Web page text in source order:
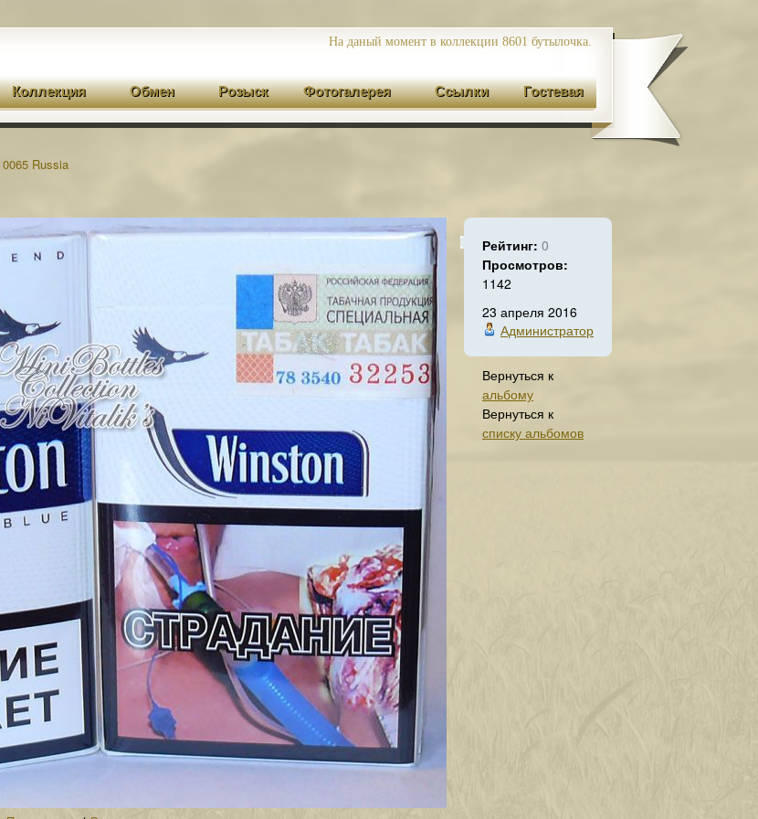
На даный момент в коллекции 8601 бутылочка.
Коллекция Обмен Розыск Фотогалерея Ссылки Гостевая
0065 Russia
Рейтинг: 0
Просмотров:
1142
23 апреля 2016
Администратор
Вернуться к
альбому
Вернуться к
списку альбомов